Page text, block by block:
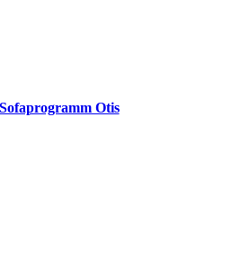
Otis